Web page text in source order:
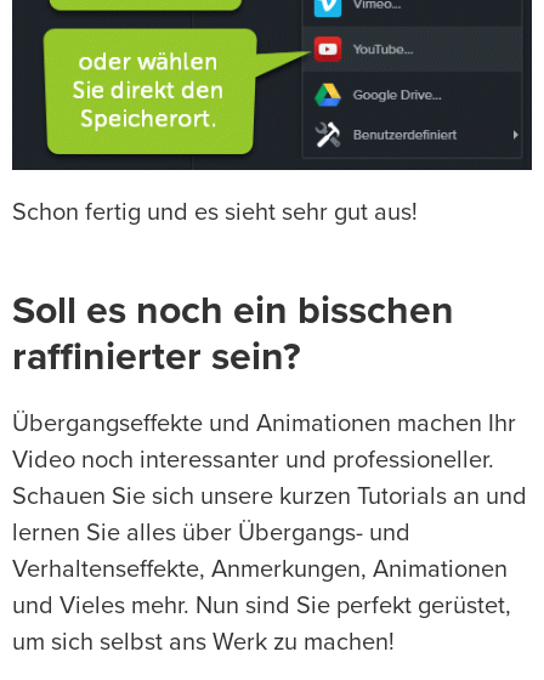
Schon fertig und es sieht sehr gut aus!
Soll es noch ein bisschen
raffinierter sein?
Übergangseffekte und Animationen machen Ihr
Video noch interessanter und professioneller.
Schauen Sie sich unsere kurzen Tutorials an und
lernen Sie alles über Übergangs- und
Verhaltenseffekte, Anmerkungen, Animationen
und Vieles mehr. Nun sind Sie perfekt gerüstet,
um sich selbst ans Werk zu machen!